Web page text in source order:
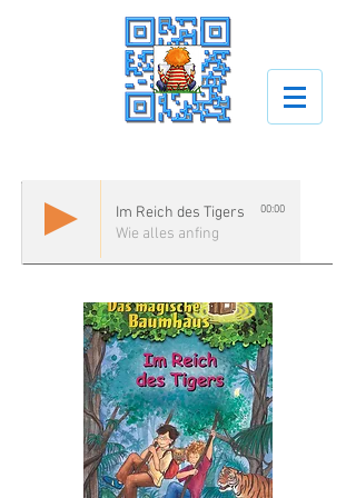
Im Reich des Tigers
Wie alles anfing
00:00